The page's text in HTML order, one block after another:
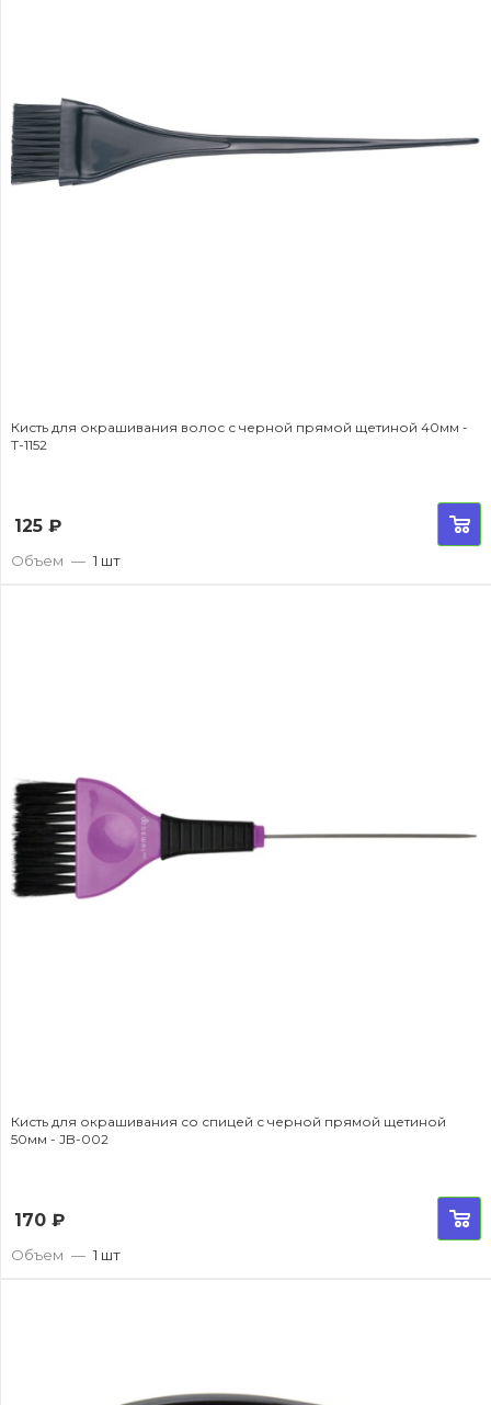
Кисть для окрашивания волос с черной прямой щетиной 40мм -
T-1152
125 ₽
Объем — 1 шт
Кисть для окрашивания со спицей с черной прямой щетиной
50мм - JB-002
170 ₽
Объем — 1 шт